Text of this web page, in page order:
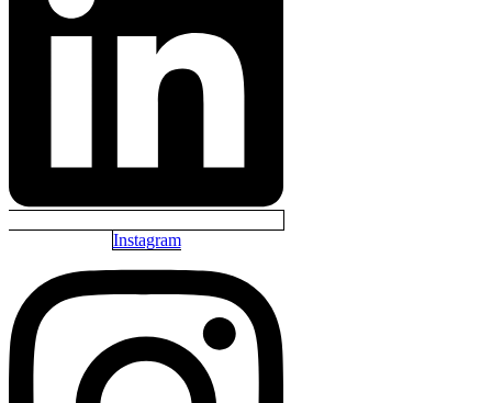
Instagram